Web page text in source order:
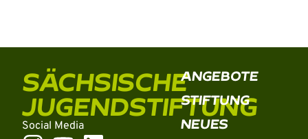
SÄCHSISCHE
JUGENDSTIFTUNG
Social Media
ANGEBOTE
STIFTUNG
NEUES